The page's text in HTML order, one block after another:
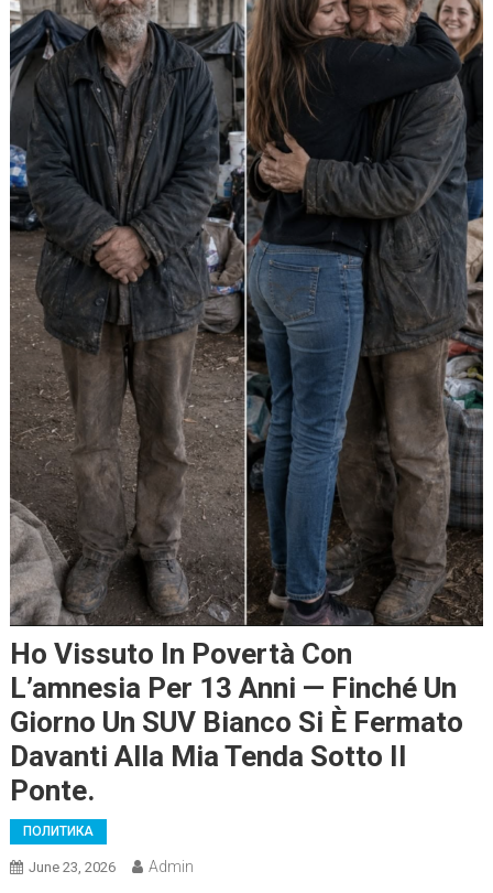
Ho Vissuto In Povertà Con
L’amnesia Per 13 Anni — Finché Un
Giorno Un SUV Bianco Si È Fermato
Davanti Alla Mia Tenda Sotto Il
Ponte.
ПОЛИТИКА
June 23, 2026 Admin